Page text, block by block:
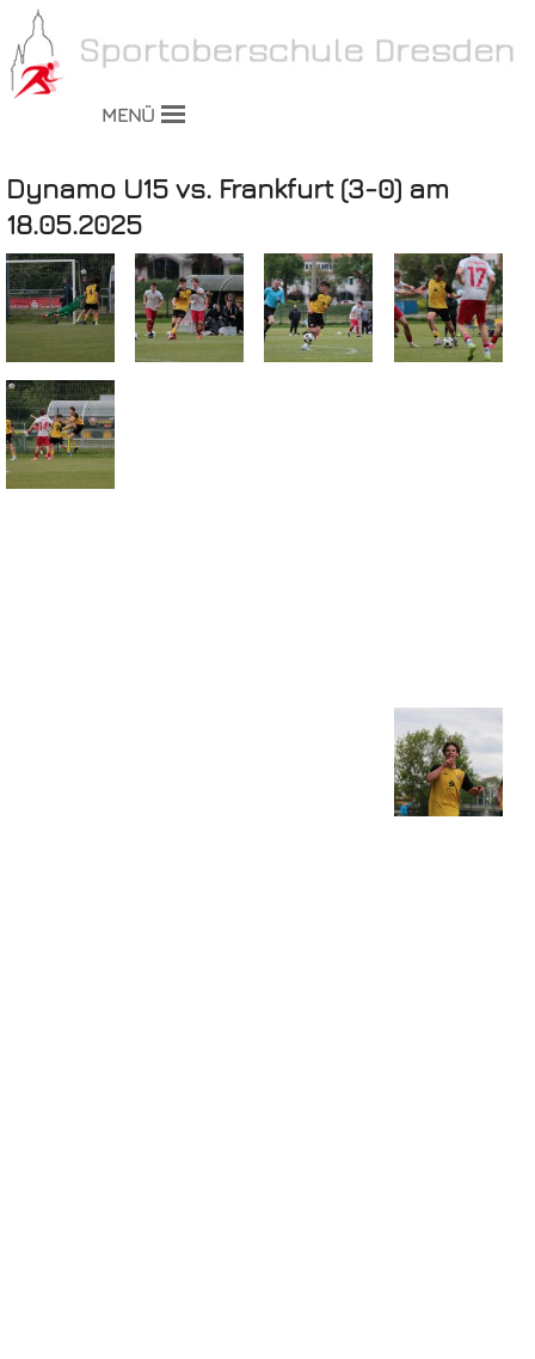
MENÜ
Dynamo U15 vs. Frankfurt (3-0) am
18.05.2025